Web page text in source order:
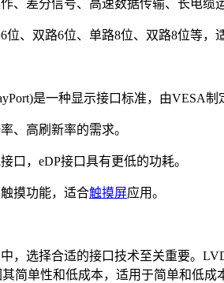
差分信号、高速数据传输、长电缆运
、双路6位、单路8位、双路8位等，
是一种显示接口标准，由VESA制
高刷新率的需求。
，eDP接口具有更低的功耗。
摸功能，适合触摸屏应用。
，选择合适的接口技术至关重要。
简单性和低成本，适用于简单和低成